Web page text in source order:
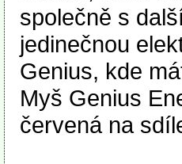
společně s
jedinečnou
Genius, kde
Myš Genius
červená na